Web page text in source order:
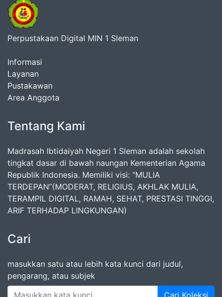
Perpustakaan Digital MIN 1 Sleman
Informasi
Layanan
Pustakawan
Area Anggota
Tentang Kami
Madrasah Ibtidaiyah Negeri 1 Sleman adalah sekolah
tingkat dasar di bawah naungan Kementerian Agama
Republik Indonesia. Memiliki visi: “MULIA
TERDEPAN”(MODERAT, RELIGIUS, AKHLAK MULIA,
TERAMPIL DIGITAL, RAMAH, SEHAT, PRESTASI TINGGI,
ARIF TERHADAP LINGKUNGAN)
Cari
masukkan satu atau lebih kata kunci dari judul,
pengarang, atau subjek